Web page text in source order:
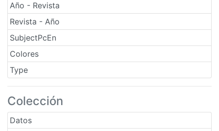
Año - Revista
Revista - Año
SubjectPcEn
Colores
Type
Colección
Datos